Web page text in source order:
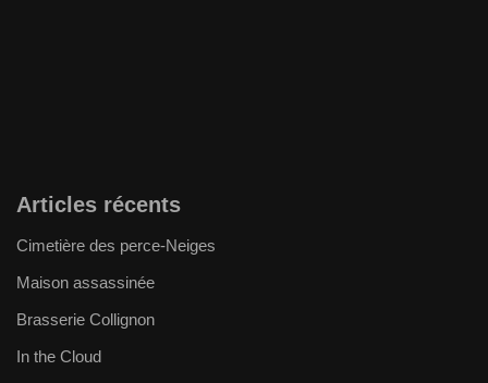
Articles récents
Cimetière des perce-Neiges
Maison assassinée
Brasserie Collignon
In the Cloud